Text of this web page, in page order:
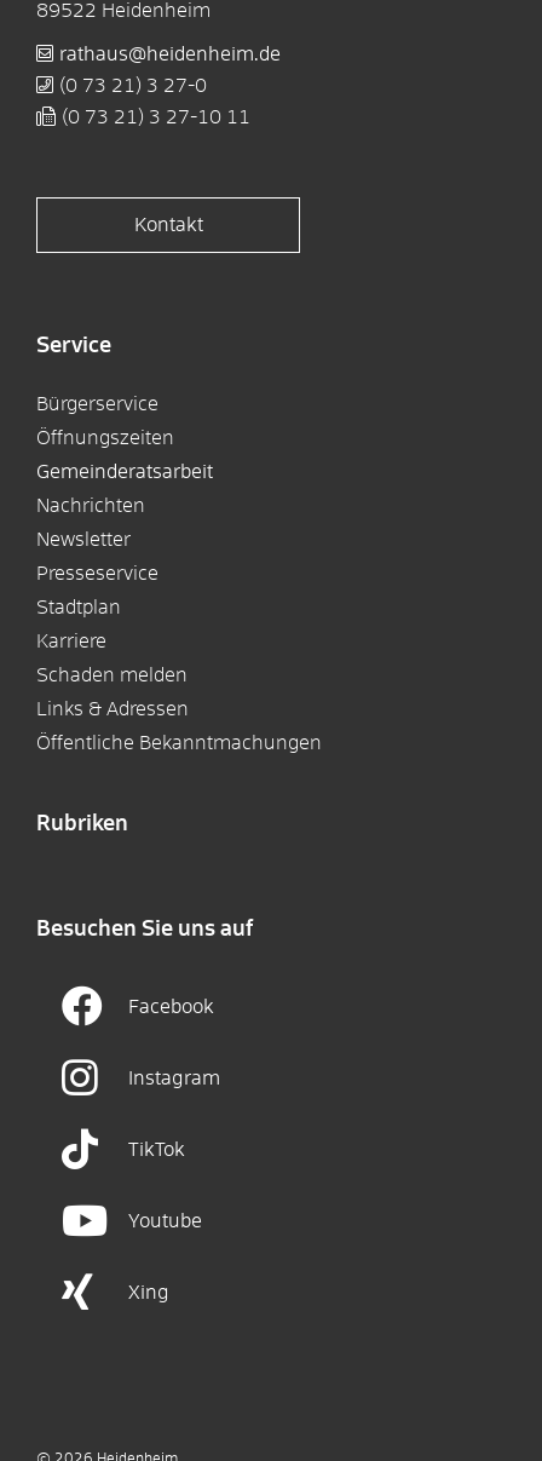
89522 Heidenheim
rathaus@heidenheim.de
(0 73 21) 3 27-0
(0 73 21) 3 27-10 11
Kontakt
Service
Bürgerservice
Öffnungszeiten
Gemeinderatsarbeit
Nachrichten
Newsletter
Presseservice
Stadtplan
Karriere
Schaden melden
Links & Adressen
Öffentliche Bekanntmachungen
Rubriken
Besuchen Sie uns auf
Facebook
Instagram
TikTok
Youtube
Xing